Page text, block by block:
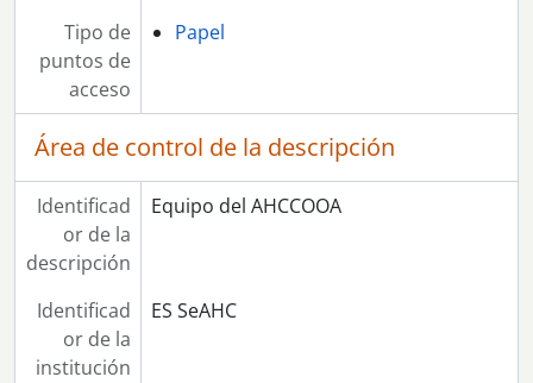
Tipo de
puntos de
acceso
Papel
Área de control de la descripción
Identificad
or de la
descripción
Equipo del AHCCOOA
Identificad
or de la
institución
ES SeAHC